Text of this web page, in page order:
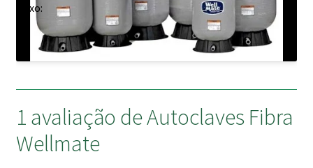
baixo:
1 avaliação deAutoclaves Fibra
Wellmate